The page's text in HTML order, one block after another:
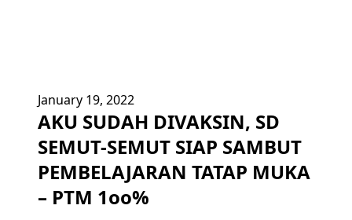
January 19, 2022
AKU SUDAH DIVAKSIN, SD
SEMUT-SEMUT SIAP SAMBUT
PEMBELAJARAN TATAP MUKA
– PTM 1oo%